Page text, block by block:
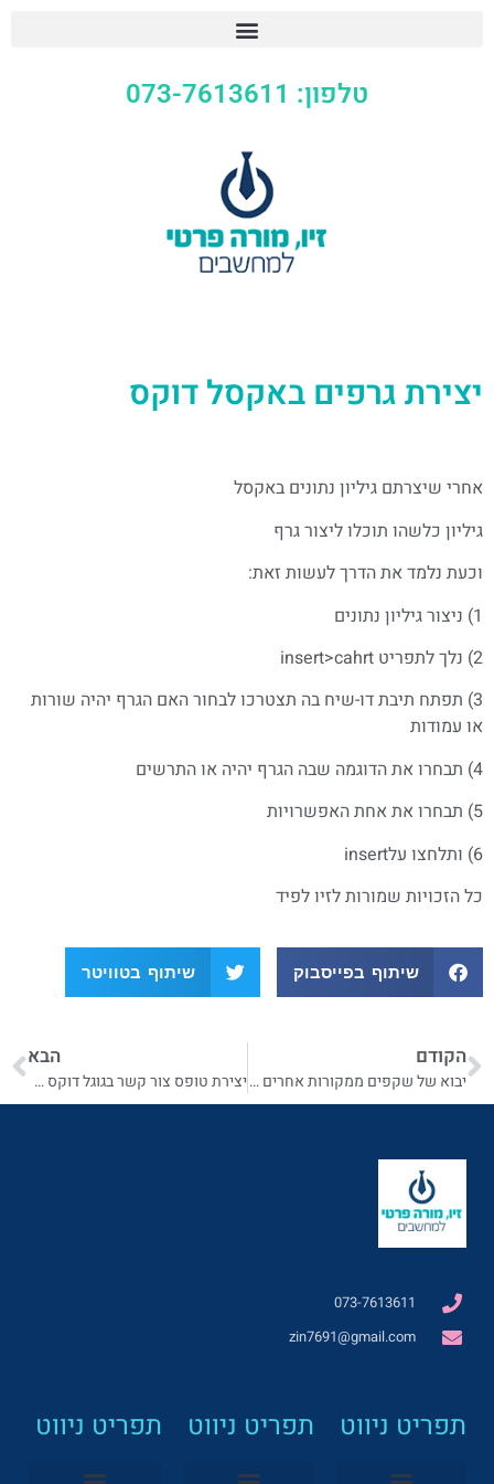
טלפון: 073-7613611
יצירת גרפים באקסל דוקס
אחרי שיצרתם גיליון נתונים באקסל
גיליון כלשהו תוכלו ליצור גרף
וכעת נלמד את הדרך לעשות זאת:
1) ניצור גיליון נתונים
2) נלך לתפריט insert>cahrt
3) תפתח תיבת דו-שיח בה תצטרכו לבחור האם הגרף יהיה שורות
או עמודות
4) תבחרו את הדוגמה שבה הגרף יהיה או התרשים
5) תבחרו את אחת האפשרויות
6) ותלחצו עלinsert
כל הזכויות שמורות לזיו לפיד
שיתוף בפייסבוק שיתוף בטוויטר
הקודם
יבוא של שקפים ממקורות אחרים למצגת בגוגל דוקס
הבא
יצירת טופס צור קשר בגוגל דוקס בממשק האנגלי
073-7613611
zin7691@gmail.com
תפריט ניווט תפריט ניווט תפריט ניווט